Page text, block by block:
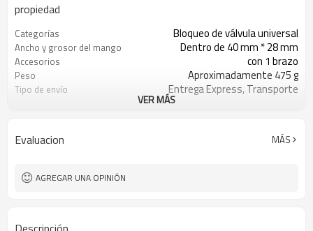
propiedad
Categorías Bloqueo de válvula universal
Ancho y grosor del mango Dentro de 40 mm * 28 mm
Accesorios con 1 brazo
Peso Aproximadamente 475 g
Tipo de envío
Entrega Express, Transporte
VER MÁS
Evaluacion MÁS
AGREGAR UNA OPINIÓN